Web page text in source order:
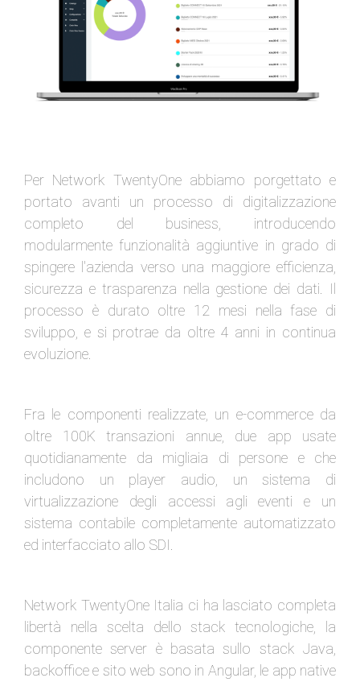
Per Network TwentyOne abbiamo porgettato e
portato avanti un processo di digitalizzazione
completo del business, introducendo
modularmente funzionalità aggiuntive in grado di
spingere l'azienda verso una maggiore efficienza,
sicurezza e trasparenza nella gestione dei dati. Il
processo è durato oltre 12 mesi nella fase di
sviluppo, e si protrae da oltre 4 anni in continua
evoluzione.
Fra le componenti realizzate, un e-commerce da
oltre 100K transazioni annue, due app usate
quotidianamente da migliaia di persone e che
includono un player audio, un sistema di
virtualizzazione degli accessi agli eventi e un
sistema contabile completamente automatizzato
ed interfacciato allo SDI.
Network TwentyOne Italia ci ha lasciato completa
libertà nella scelta dello stack tecnologiche, la
componente server è basata sullo stack Java,
backoffice e sito web sono in Angular, le app native